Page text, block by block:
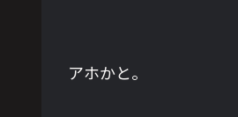
アホかと。